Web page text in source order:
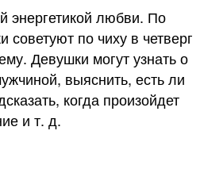
энергетикой любви. По
советуют по чиху в четверг
Девушки могут узнать о
выяснить, есть ли
когда произойдет
и т. д.